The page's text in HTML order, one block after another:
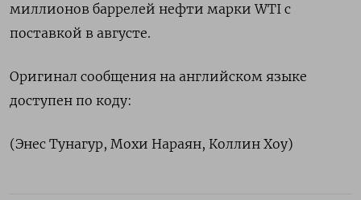
миллионов баррелей нефти марки WTI с
поставкой в августе.
Оригинал сообщения на английском языке
доступен по коду:
(Энес Тунагур, Мохи Нараян, Коллин Хоу)